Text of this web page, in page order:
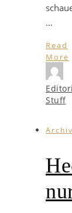
…
Read
More
Stuff
Archiv